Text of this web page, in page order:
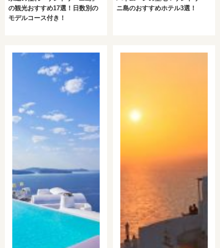
の観光おすすめ17選！日数別の
モデルコース付き！
ニ島のおすすめホテル3選！